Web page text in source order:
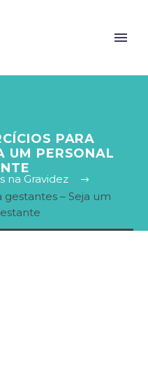
PARA
UM PERSONAL
na Gravidez
– Seja um